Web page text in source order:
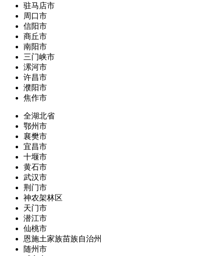
驻马店市
周口市
信阳市
商丘市
南阳市
三门峡市
漯河市
许昌市
濮阳市
焦作市
全湖北省
鄂州市
襄樊市
宜昌市
十堰市
黄石市
武汉市
荆门市
神农架林区
天门市
潜江市
仙桃市
恩施土家族苗族自治州
随州市